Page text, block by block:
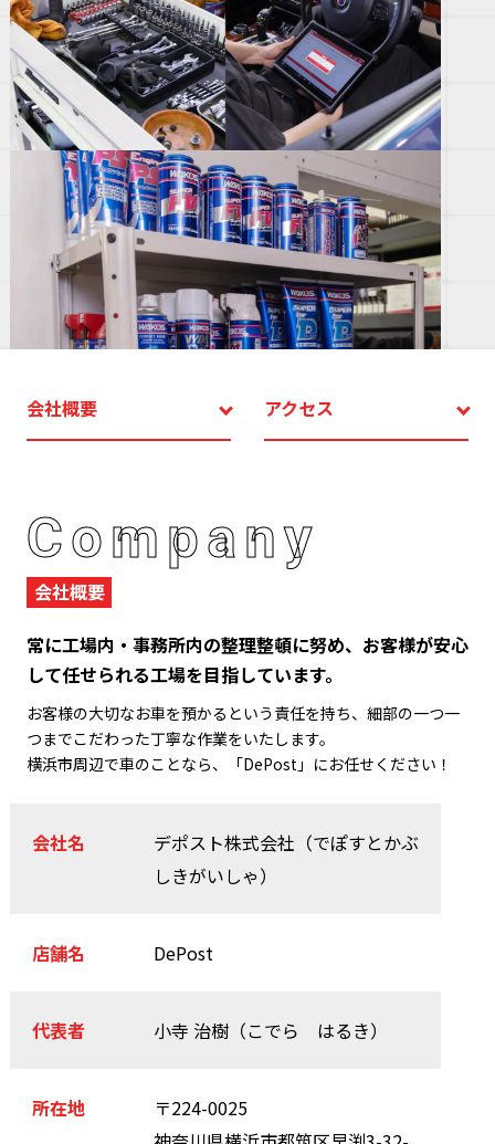
会社概要 アクセス
Company
会社概要
常に工場内・事務所内の整理整頓に努め、お客様が安心
して任せられる工場を目指しています。
お客様の大切なお車を預かるという責任を持ち、細部の一つ一
つまでこだわった丁寧な作業をいたします。
横浜市周辺で車のことなら、「DePost」にお任せください！
会社名
デポスト株式会社（でぽすとかぶ
しきがいしゃ）
店舗名 DePost
代表者 小寺 治樹（こでら はるき）
所在地
〒224-0025